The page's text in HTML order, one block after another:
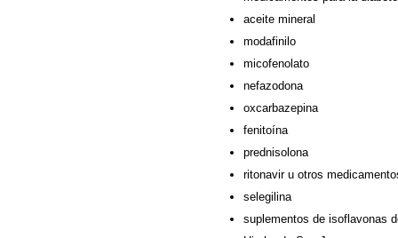
aceite mineral
modafinilo
micofenolato
nefazodona
oxcarbazepina
fenitoína
prednisolona
ritonavir u otros
selegilina
suplementos de isoflavonas